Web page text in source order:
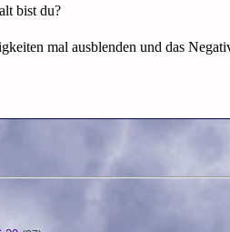
bist du?
mal ausblenden und das